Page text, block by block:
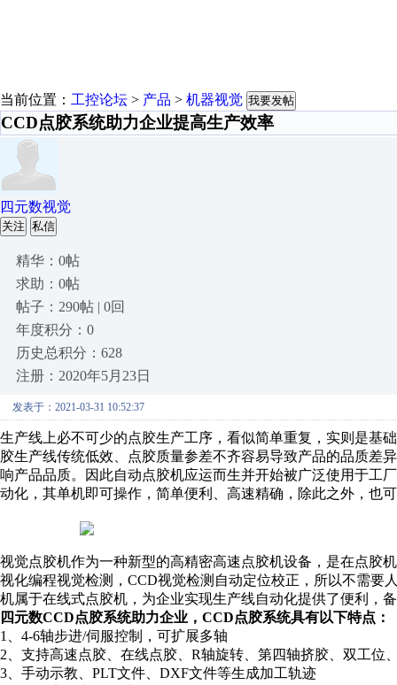
当前位置： 工控论坛 > 产品 > 机器视觉 我要发帖
CCD点胶系统助力企业提高生产效率
四元数视觉
关注 私信
精华：0帖
求助：0帖
帖子：290帖 | 0回
年度积分：0
历史总积分：628
注册：2020年5月23日
发表于：2021-03-31 10:52:37
生产线上必不可少的点胶生产工序，看似简单重复，实则是基
胶生产线传统低效、点胶质量参差不齐容易导致产品的品质差
响产品品质。因此自动点胶机应运而生并开始被广泛使用于工
动化，其单机即可操作，简单便利、高速精确，除此之外，也
视觉点胶机作为一种新型的高精密高速点胶机设备，是在点胶
视化编程视觉检测，CCD视觉检测自动定位校正，所以不需要
机属于在线式点胶机，为企业实现生产线自动化提供了便利，
四元数CCD点胶系统助力企业，CCD点胶系统具有以下特点：
1、4-6轴步进/伺服控制，可扩展多轴
2、支持高速点胶、在线点胶、R轴旋转、第四轴挤胶、双工位
3、手动示教、PLT文件、DXF文件等生成加工轨迹